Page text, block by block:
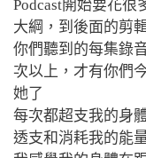
Podcast開始要花
大綱，到後面的剪
你們聽到的每集錄
次以上，才有你們
她了
每次都超支我的身
透支和消耗我的能量